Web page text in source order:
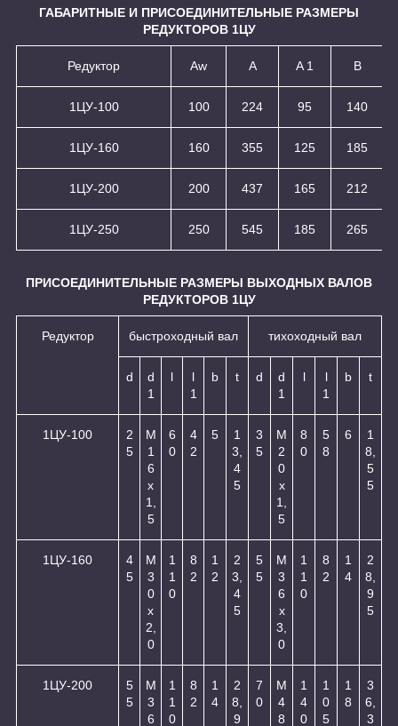
ГАБАРИТНЫЕ И ПРИСОЕДИНИТЕЛЬНЫЕ РАЗМЕРЫ
РЕДУКТОРОВ 1ЦУ
Редуктор Aw A A 1 B
1ЦУ-100 100 224 95 140
1ЦУ-160 160 355 125 185
1ЦУ-200 200 437 165 212
1ЦУ-250 250 545 185 265
ПРИСОЕДИНИТЕЛЬНЫЕ РАЗМЕРЫ ВЫХОДНЫХ ВАЛОВ
РЕДУКТОРОВ 1ЦУ
Редуктор быстроходный вал тихоходный вал
d
d
1
l
l
1
b t d
d
1
l
l
1
b t
1ЦУ-100
2
5
М
1
6
х
1,
5
6
0
4
2
5
1
3,
4
5
3
5
М
2
0
х
1,
5
8
0
5
8
6
1
8,
5
5
1ЦУ-160
4
5
М
3
0
х
2,
0
1
1
0
8
2
1
2
2
3,
4
5
5
5
М
3
6
х
3,
0
1
1
0
8
2
1
4
2
8,
9
5
1ЦУ-200
5
5
М
3
6
1
1
0
8
2
1
4
2
8,
9
7
0
М
4
8
1
4
0
1
0
5
1
8
3
6,
3